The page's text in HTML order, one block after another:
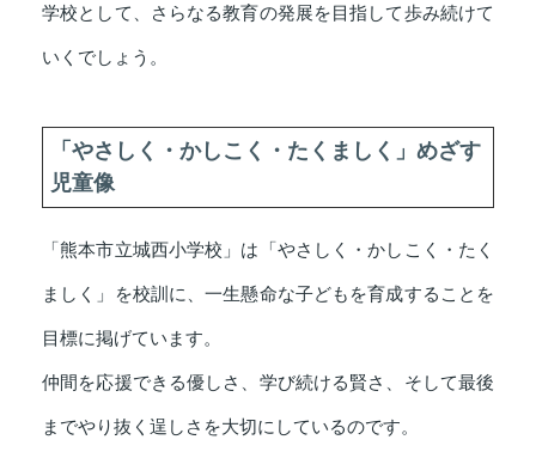
学校として、さらなる教育の発展を目指して歩み続けて
いくでしょう。
「やさしく・かしこく・たくましく」めざす
児童像
「熊本市立城西小学校」は「やさしく・かしこく・たく
ましく」を校訓に、一生懸命な子どもを育成することを
目標に掲げています。
仲間を応援できる優しさ、学び続ける賢さ、そして最後
までやり抜く逞しさを大切にしているのです。